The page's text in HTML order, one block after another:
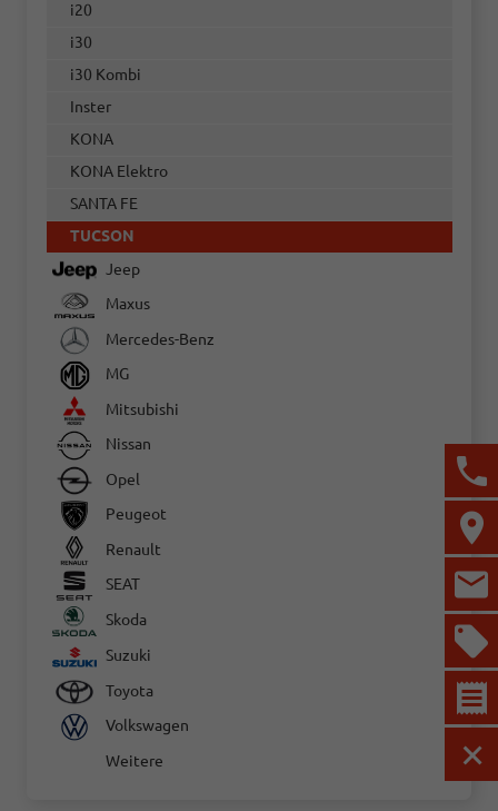
i20
i30
i30 Kombi
Inster
KONA
KONA Elektro
SANTA FE
TUCSON
Jeep
Maxus
Mercedes-Benz
MG
Mitsubishi
Nissan
Opel
Peugeot
Renault
SEAT
Skoda
Suzuki
Toyota
Volkswagen
Weitere